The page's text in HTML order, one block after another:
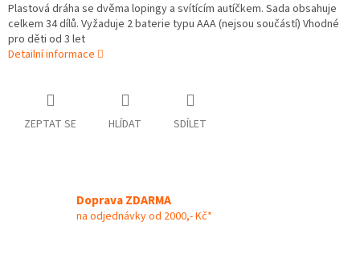
Plastová dráha se dvěma lopingy a svítícím autíčkem. Sada obsahuje
celkem 34 dílů. Vyžaduje 2 baterie typu AAA (nejsou součástí) Vhodné
pro děti od 3 let
Detailní informace
ZEPTAT SE HLÍDAT SDÍLET
Doprava ZDARMA
na odjednávky od 2000,- Kč*